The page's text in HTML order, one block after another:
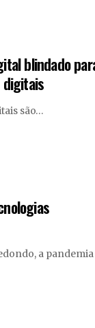
blindado
digitais
são…
a